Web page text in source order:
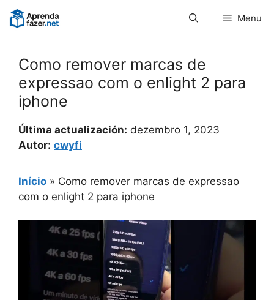
Pular
para
Menu
Como remover marcas de
expressao com o enlight 2 para
iphone
Última actualización: dezembro 1, 2023
Autor: cwyfi
Início » Como remover marcas de expressao
com o enlight 2 para iphone